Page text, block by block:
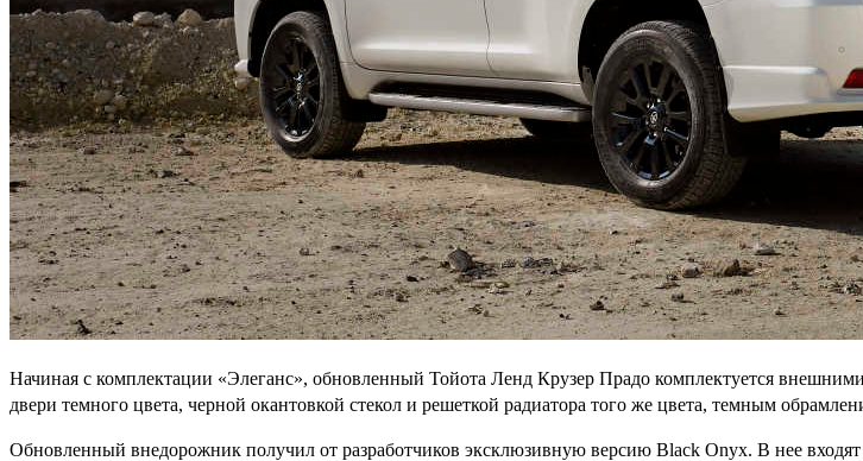
Начиная с комплектации «Элеганс», обновленный Тойота Ленд Крузер Прадо комплектуется
двери темного цвета, черной окантовкой стекол и решеткой радиатора того же цвета, темным
Обновленный внедорожник получил от разработчиков эксклюзивную версию Black Onyx. В нее